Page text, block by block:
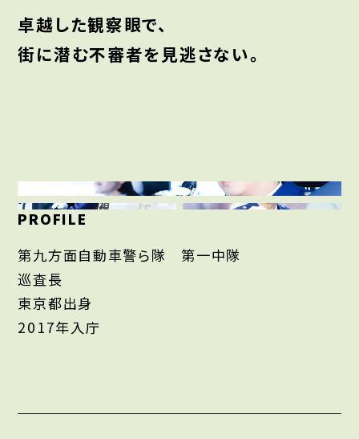
卓越した観察眼で、
街に潜む不審者を見逃さない。
PROFILE
第九方面自動車警ら隊 第一中隊
巡査長
東京都出身
2017年入庁